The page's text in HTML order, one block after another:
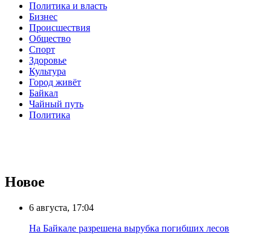
Политика и власть
Бизнес
Происшествия
Общество
Cпорт
Здоровье
Культура
Город живёт
Байкал
Чайный путь
Политика
Новое
6 августа, 17:04
На Байкале разрешена вырубка погибших лесов